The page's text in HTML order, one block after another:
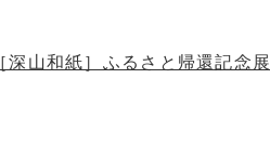
山和紙］ふるさと帰還記念